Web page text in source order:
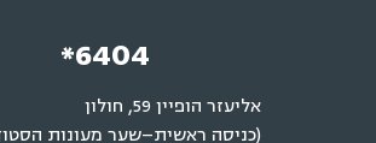
*6404
אליעזר הופיין 59, חולון
(כניסה ראשית–שער מעונות